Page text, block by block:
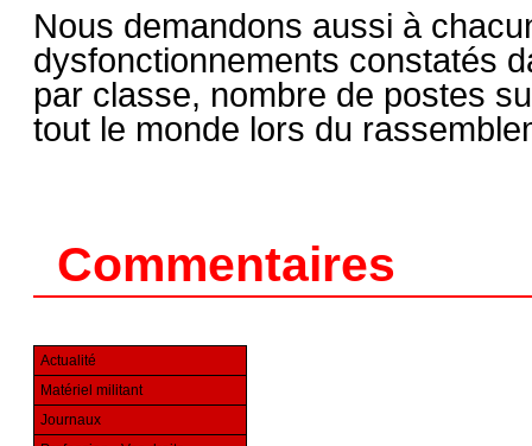
Nous demandons aussi à
dysfonctionnements constatés
par classe, nombre de postes
tout le monde lors du
Commentaires
Actualité
Matériel militant
Journaux